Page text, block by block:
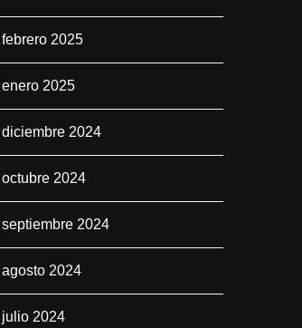
febrero 2025
enero 2025
diciembre 2024
octubre 2024
septiembre 2024
agosto 2024
julio 2024